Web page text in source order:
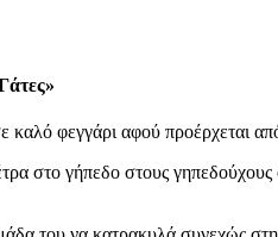
καλό φεγγάρι αφού προέρχεται
στο γήπεδο στους γηπεδούχους